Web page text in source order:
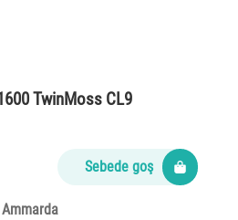
TwinMoss CL9
Sebede goş
Ammarda